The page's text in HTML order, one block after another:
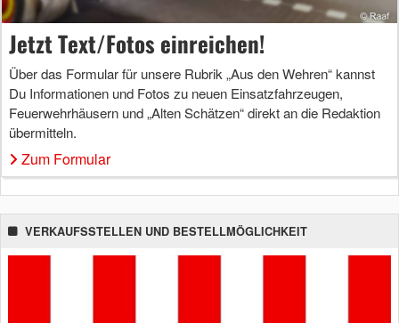
Jetzt Text/Fotos einreichen!
Über das Formular für unsere Rubrik „Aus den Wehren“ kannst
Du Informationen und Fotos zu neuen Einsatzfahrzeugen,
Feuerwehrhäusern und „Alten Schätzen“ direkt an die Redaktion
übermitteln.
Zum Formular
VERKAUFSSTELLEN UND BESTELLMÖGLICHKEIT